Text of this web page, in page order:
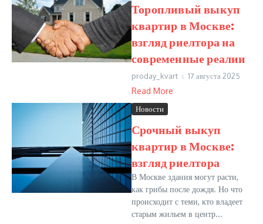
Торопливый выкуп
квартир в Москве:
взгляд риелтора на
современные реалии
proday_kvart 17 августа 2025
Read More
Новости
Срочный выкуп
квартир в Москве:
взгляд риелтора
В Москве здания могут расти,
как грибы после дождя. Но что
происходит с теми, кто владеет
старым жильем в центр...